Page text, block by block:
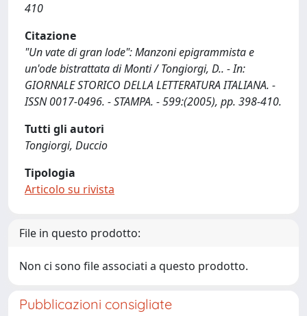
410
Citazione
"Un vate di gran lode": Manzoni epigrammista e
un'ode bistrattata di Monti / Tongiorgi, D.. - In:
GIORNALE STORICO DELLA LETTERATURA ITALIANA. -
ISSN 0017-0496. - STAMPA. - 599:(2005), pp. 398-410.
Tutti gli autori
Tongiorgi, Duccio
Tipologia
Articolo su rivista
File in questo prodotto:
Non ci sono file associati a questo prodotto.
Pubblicazioni consigliate